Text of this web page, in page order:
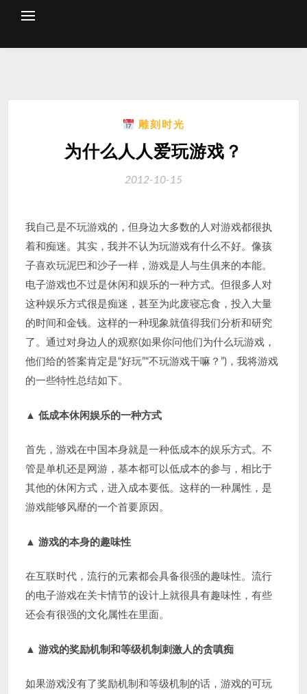
雕刻时光
为什么人人爱玩游戏？
2012-10-15
我自己是不玩游戏的，但身边大多数的人对游戏都很执
着和痴迷。其实，我并不认为玩游戏有什么不好。像孩
子喜欢玩泥巴和沙子一样，游戏是人与生俱来的本能。
电子游戏也不过是休闲和娱乐的一种方式。但很多人对
这种娱乐方式很是痴迷，甚至为此废寝忘食，投入大量
的时间和金钱。这样的一种现象就值得我们分析和研究
了。通过对身边人的观察(如果你问他们为什么玩游戏，
他们给的答案肯定是“好玩”“不玩游戏干嘛？”)，我将游戏
的一些特性总结如下。
▲低成本休闲娱乐的一种方式
首先，游戏在中国本身就是一种低成本的娱乐方式。不
管是单机还是网游，基本都可以低成本的参与，相比于
其他的休闲方式，进入成本要低。这样的一种属性，是
游戏能够风靡的一个首要原因。
▲游戏的本身的趣味性
在互联时代，流行的元素都会具备很强的趣味性。流行
的电子游戏在关卡情节的设计上就很具有趣味性，有些
还会有很强的文化属性在里面。
▲游戏的奖励机制和等级机制刺激人的贪嗔痴
如果游戏没有了奖励机制和等级机制的话，游戏的可玩